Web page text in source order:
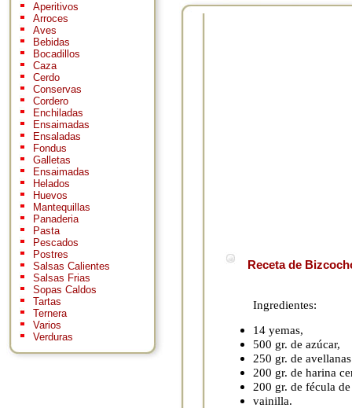
Aperitivos
Arroces
Aves
Bebidas
Bocadillos
Caza
Cerdo
Conservas
Cordero
Enchiladas
Ensaimadas
Ensaladas
Fondus
Galletas
Ensaimadas
Helados
Huevos
Mantequillas
Panaderia
Pasta
Pescados
Postres
Salsas Calientes
Salsas Frias
Sopas Caldos
Tartas
Ternera
Varios
Verduras
Receta de
Ingredientes:
14 yemas,
500 gr. de azúcar,
250 gr. de
200 gr. de harina
200 gr. de fécula
vainilla.